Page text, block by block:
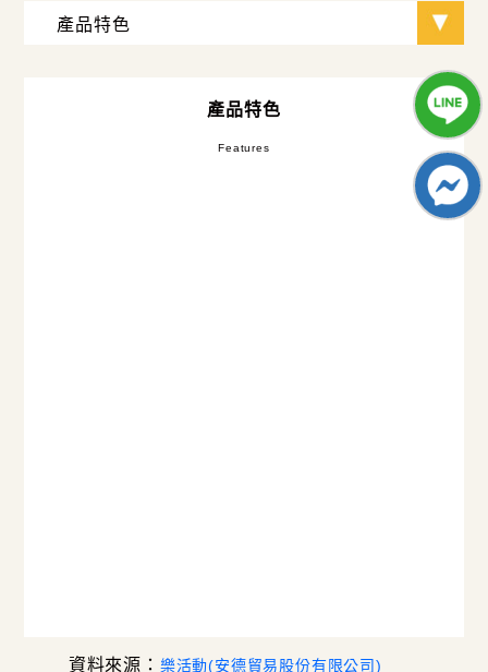
產品特色
Features
資料來源： 樂活動(安德貿易股份有限公司)